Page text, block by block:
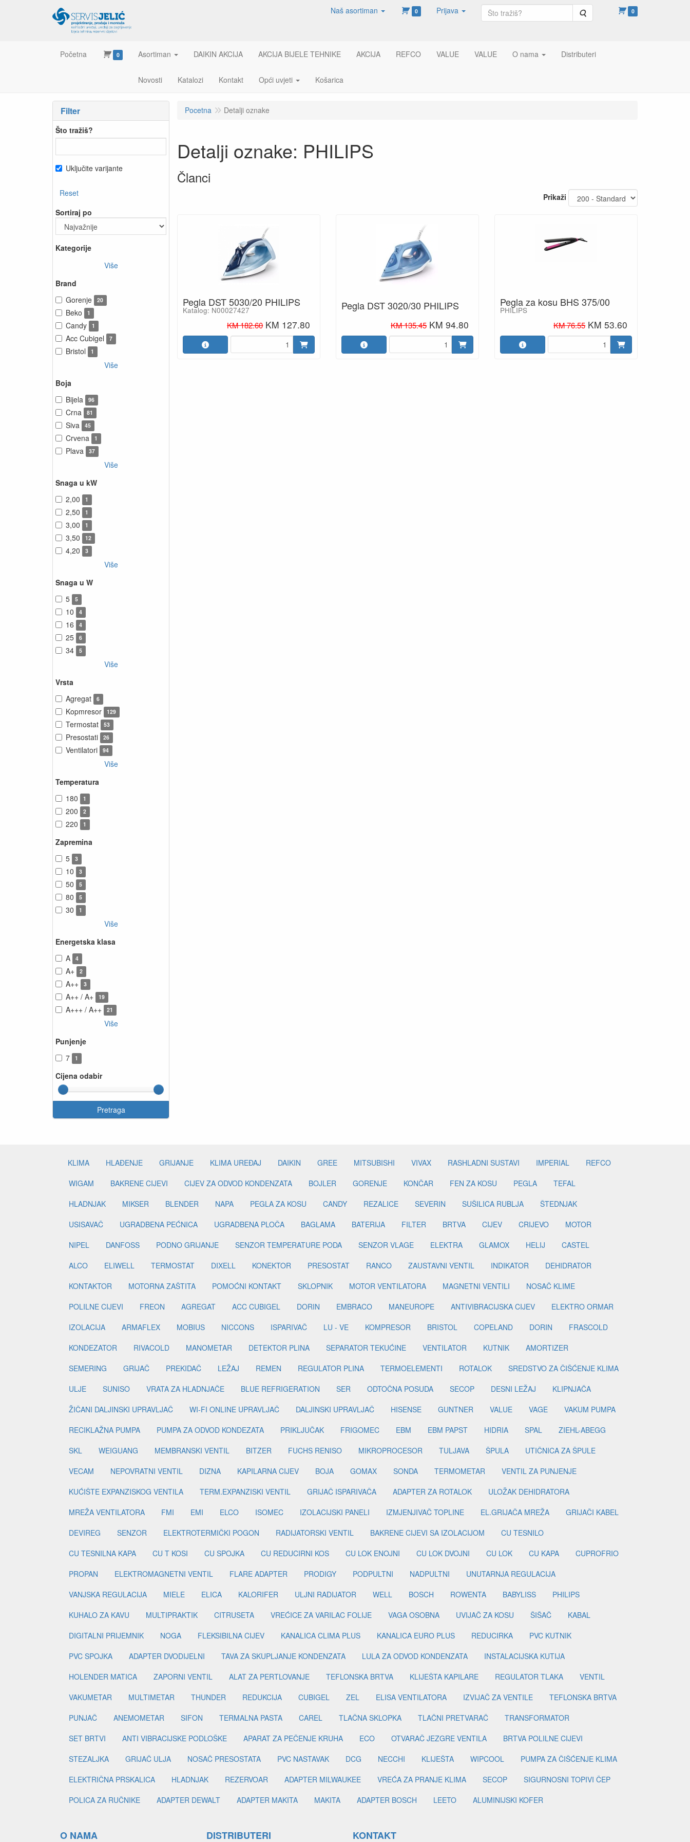
Naš asortiman 0 Prijava Pretraga 0
Početna 0 Asortiman DAIKIN AKCIJA AKCIJA BIJELE TEHNIKE AKCIJA REFCO VALUE VALUE O nama Distributeri
Novosti Katalozi Kontakt Opći uvjeti Košarica
Filter
Što tražiš?
Uključite varijante
Reset
Sortiraj po
Kategorije
Više
Brand
Gorenje
20
Beko 1
Candy 1
Acc Cubigel 7
Bristol 1
Više
Boja
Bijela
96
Crna 81
Siva 45
Crvena 1
Plava 37
Više
Snaga u kW
2,00
1
2,50 1
3,00 1
3,50 12
4,20 3
Više
Snaga u W
5
5
10 4
16 4
25 6
34 5
Više
Vrsta
Agregat
6
Kopmresor 129
Termostat 53
Presostati 26
Ventilatori 94
Više
Temperatura
180
1
200 2
220 1
Zapremina
5
3
10 3
50 5
80 5
30 1
Više
Energetska klasa
A
4
A+ 2
A++ 3
A++ / A+ 19
A+++ / A++ 21
Više
Punjenje
7
1
Cijena odabir
Pretraga
Pocetna Detalji oznake
Detalji oznake: PHILIPS
Članci
Prikaži
Pegla DST 5030/20 PHILIPS
Katalog: N00027427
KM 182.60 KM 127.80
Pegla DST 3020/30 PHILIPS
KM 135.45 KM 94.80
Pegla za kosu BHS 375/00
PHILIPS
KM 76.55 KM 53.60
KLIMA HLAĐENJE GRIJANJE KLIMA UREĐAJ DAIKIN GREE MITSUBISHI VIVAX RASHLADNI SUSTAVI IMPERIAL
REFCO
WIGAM
BAKRENE CIJEVI CIJEV ZA ODVOD KONDENZATA BOJLER GORENJE KONČAR FEN ZA KOSU PEGLA
TEFAL
HLADNJAK
MIKSER BLENDER NAPA PEGLA ZA KOSU CANDY REZALICE SEVERIN SUŠILICA RUBLJA
ŠTEDNJAK
USISAVAČ
UGRADBENA PEĆNICA UGRADBENA PLOČA BAGLAMA BATERIJA FILTER BRTVA CIJEV CRIJEVO
MOTOR
NIPEL
DANFOSS PODNO GRIJANJE SENZOR TEMPERATURE PODA SENZOR VLAGE ELEKTRA GLAMOX HELIJ
CASTEL
ALCO
ELIWELL TERMOSTAT DIXELL KONEKTOR PRESOSTAT RANCO ZAUSTAVNI VENTIL INDIKATOR
DEHIDRATOR
KONTAKTOR
MOTORNA ZAŠTITA POMOĆNI KONTAKT SKLOPNIK MOTOR VENTILATORA MAGNETNI VENTILI
NOSAČ KLIME
POLILNE CIJEVI
FREON AGREGAT ACC CUBIGEL DORIN EMBRACO MANEUROPE ANTIVIBRACIJSKA CIJEV
ELEKTRO ORMAR
IZOLACIJA
ARMAFLEX MOBIUS NICCONS ISPARIVAČ LU - VE KOMPRESOR BRISTOL COPELAND DORIN
FRASCOLD
KONDEZATOR
RIVACOLD MANOMETAR DETEKTOR PLINA SEPARATOR TEKUĆINE VENTILATOR KUTNIK
AMORTIZER
SEMERING
GRIJAČ PREKIDAČ LEŽAJ REMEN REGULATOR PLINA TERMOELEMENTI ROTALOK
SREDSTVO ZA ČIŠĆENJE KLIMA
ULJE
SUNISO VRATA ZA HLADNJAČE BLUE REFRIGERATION SER ODTOČNA POSUDA SECOP DESNI LEŽAJ
KLIPNJAČA
ŽIČANI DALJINSKI UPRAVLJAČ
WI-FI ONLINE UPRAVLJAČ DALJINSKI UPRAVLJAČ HISENSE GUNTNER VALUE VAGE
VAKUM PUMPA
RECIKLAŽNA PUMPA
PUMPA ZA ODVOD KONDEZATA PRIKLJUČAK FRIGOMEC EBM EBM PAPST HIDRIA SPAL
ZIEHL-ABEGG
SKL
WEIGUANG MEMBRANSKI VENTIL BITZER FUCHS RENISO MIKROPROCESOR TULJAVA ŠPULA
UTIČNICA ZA ŠPULE
VECAM
NEPOVRATNI VENTIL DIZNA KAPILARNA CIJEV BOJA GOMAX SONDA TERMOMETAR
VENTIL ZA PUNJENJE
KUĆIŠTE EXPANZISKOG VENTILA
TERM.EXPANZISKI VENTIL GRIJAČ ISPARIVAČA ADAPTER ZA ROTALOK
ULOŽAK DEHIDRATORA
MREŽA VENTILATORA
FMI EMI ELCO ISOMEC IZOLACIJSKI PANELI IZMJENJIVAČ TOPLINE EL.GRIJAČA MREŽA
GRIJAČI KABEL
DEVIREG
SENZOR ELEKTROTERMIČKI POGON RADIJATORSKI VENTIL BAKRENE CIJEVI SA IZOLACIJOM
CU TESNILO
CU TESNILNA KAPA
CU T KOSI CU SPOJKA CU REDUCIRNI KOS CU LOK ENOJNI CU LOK DVOJNI CU LOK CU KAPA
CUPROFRIO
PROPAN
ELEKTROMAGNETNI VENTIL FLARE ADAPTER PRODIGY PODPULTNI NADPULTNI
UNUTARNJA REGULACIJA
VANJSKA REGULACIJA
MIELE ELICA KALORIFER ULJNI RADIJATOR WELL BOSCH ROWENTA BABYLISS
PHILIPS
KUHALO ZA KAVU
MULTIPRAKTIK CITRUSETA VREĆICE ZA VARILAC FOLIJE VAGA OSOBNA UVIJAČ ZA KOSU ŠIŠAČ
KABAL
DIGITALNI PRIJEMNIK
NOGA FLEKSIBILNA CIJEV KANALICA CLIMA PLUS KANALICA EURO PLUS REDUCIRKA
PVC KUTNIK
PVC SPOJKA
ADAPTER DVODIJELNI TAVA ZA SKUPLJANJE KONDENZATA LULA ZA ODVOD KONDENZATA
INSTALACIJSKA KUTIJA
HOLENDER MATICA
ZAPORNI VENTIL ALAT ZA PERTLOVANJE TEFLONSKA BRTVA KLIJEŠTA KAPILARE REGULATOR TLAKA
VENTIL
VAKUMETAR
MULTIMETAR THUNDER REDUKCIJA CUBIGEL ZEL ELISA VENTILATORA IZVIJAČ ZA VENTILE
TEFLONSKA BRTVA
PUNJAČ
ANEMOMETAR SIFON TERMALNA PASTA CAREL TLAČNA SKLOPKA TLAČNI PRETVARAČ
TRANSFORMATOR
SET BRTVI
ANTI VIBRACIJSKE PODLOŠKE APARAT ZA PEČENJE KRUHA ECO OTVARAČ JEZGRE VENTILA
BRTVA POLILNE CIJEVI
STEZALJKA
GRIJAČ ULJA NOSAČ PRESOSTATA PVC NASTAVAK DCG NECCHI KLIJEŠTA WIPCOOL
PUMPA ZA ČIŠĆENJE KLIMA
ELEKTRIČNA PRSKALICA
HLADNJAK REZERVOAR ADAPTER MILWAUKEE VREĆA ZA PRANJE KLIMA SECOP
SIGURNOSNI TOPIVI ČEP
POLICA ZA RUČNIKE
ADAPTER DEWALT ADAPTER MAKITA MAKITA ADAPTER BOSCH LEETO ALUMINIJSKI KOFER
O NAMA DISTRIBUTERI KONTAKT